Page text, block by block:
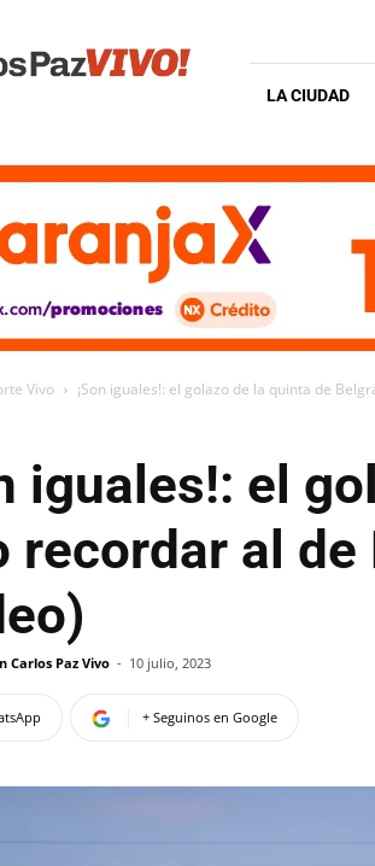
LA CIUDAD
Vivo ¡Son iguales!: el golazo de la quinta de
iguales!: el
recordar al
Carlos Paz Vivo - 10 julio, 2023
+ Seguinos en Google